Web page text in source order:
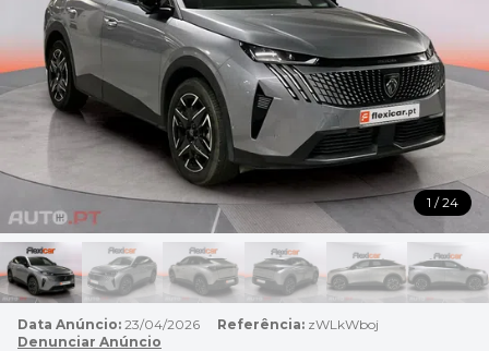
1 / 24
Data Anúncio: 23/04/2026 Referência: zWLkWboj
Denunciar Anúncio